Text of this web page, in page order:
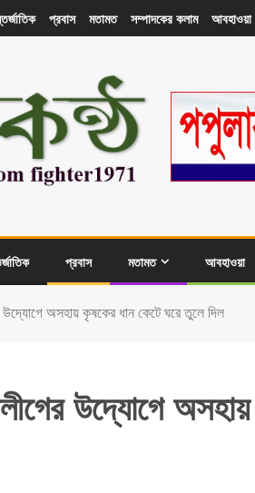
প্রবাস মতামত সম্পাদকের কলাম আবহাওয়া
প্রবাস মতামত আবহাওয়া
উদ্যোগে অসহায় কৃষকের ধান কেটে ঘরে তুলে দিল
উদ্যোগে